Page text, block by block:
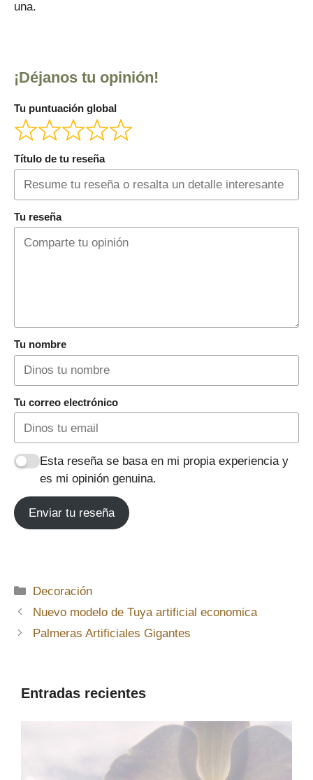
una.
¡Déjanos tu opinión!
Tu puntuación global
Título de tu reseña
Tu reseña
Tu nombre
Tu correo electrónico
Esta reseña se basa en mi propia experiencia y
es mi opinión genuina.
Enviar tu reseña
Categorías
Decoración
Nuevo modelo de Tuya artificial economica
Palmeras Artificiales Gigantes
Entradas recientes